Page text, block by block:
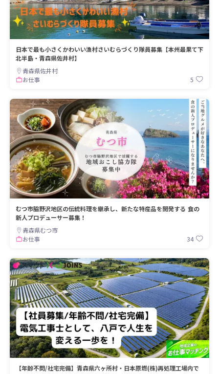
日本で最も小さくかわいい漁村さいむらづくり隊員募集【本州最果て下
北半島・青森県佐井村】
青森県佐井村
お仕事
5
むつ市脇野沢地区の伝統料理を継承し、新たな特産品を開発する 食の
新人プロデューサー募集！
青森県むつ市
お仕事
34
【年齢不問/社宅完備】青森県六ヶ所村・日本原燃(株)再処理工場内で